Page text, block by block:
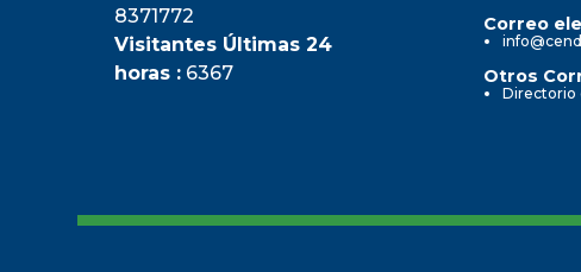
8371772
Visitantes Últimas 24
horas : 6367
Correo
Otros
Directorio